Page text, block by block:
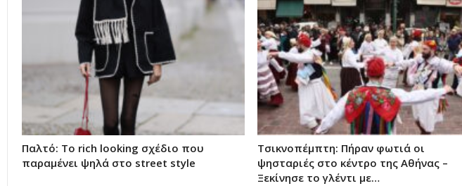
Παλτό: Το rich looking σχέδιο που
παραμένει ψηλά στο street style
Τσικνοπέμπτη: Πήραν φωτιά οι
ψησταριές στο κέντρο της Αθήνας –
Ξεκίνησε το γλέντι με…